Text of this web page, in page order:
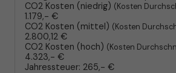
CO2 Kosten (niedrig) (Kosten
1.179,- €
CO2 Kosten (mittel) (Kosten
2.800,12 €
CO2 Kosten (hoch) (Kosten
4.323,- €
Jahressteuer: 265,- €